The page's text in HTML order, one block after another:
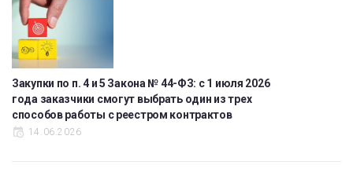
Закупки по п. 4 и 5 Закона № 44-ФЗ: с 1 июля 2026
года заказчики смогут выбрать один из трех
способов работы с реестром контрактов
14.06.2026